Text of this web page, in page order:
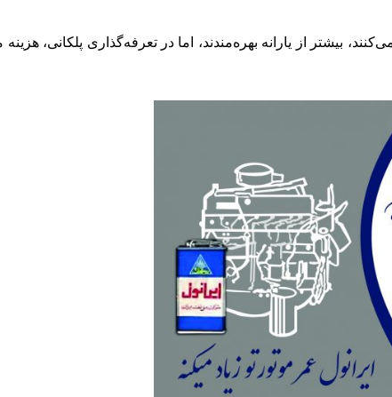
بیشتر از یارانه بهره‌مندند، اما در تعرفه‌گذاری پلکانی،